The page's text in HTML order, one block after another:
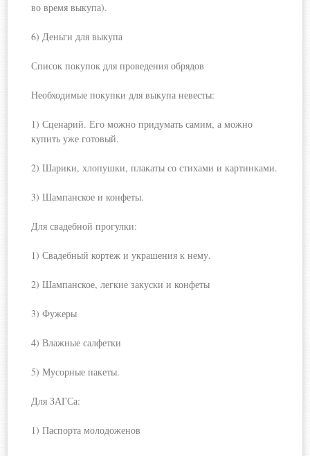
во время выкупа).
6) Деньги для выкупа
Список покупок для проведения обрядов
Необходимые покупки для выкупа невесты:
1) Сценарий. Его можно придумать самим, а можно
купить уже готовый.
2) Шарики, хлопушки, плакаты со стихами и картинками.
3) Шампанское и конфеты.
Для свадебной прогулки:
1) Свадебный кортеж и украшения к нему.
2) Шампанское, легкие закуски и конфеты
3) Фужеры
4) Влажные салфетки
5) Мусорные пакеты.
Для ЗАГСа:
1) Паспорта молодоженов